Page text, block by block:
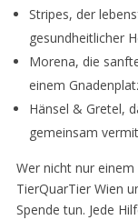
Stripes, der
gesundheitlicher
Morena, die
einem
Hänsel & Gretel,
gemeinsam
Wer nicht nur
TierQuarTier Wien
Spende tun. Jede